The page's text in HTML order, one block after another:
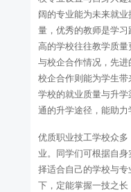
阔的专业能为未来就
量，优秀的教师是学习
高的学校往往教学质
与校企合作情况，先
校企合作则能为学生
学校的就业质量与升
通的升学途径，能助力
优质职业技工学校众
业。同学们可根据自
择适合自己的学校与
下，定能掌握一技之